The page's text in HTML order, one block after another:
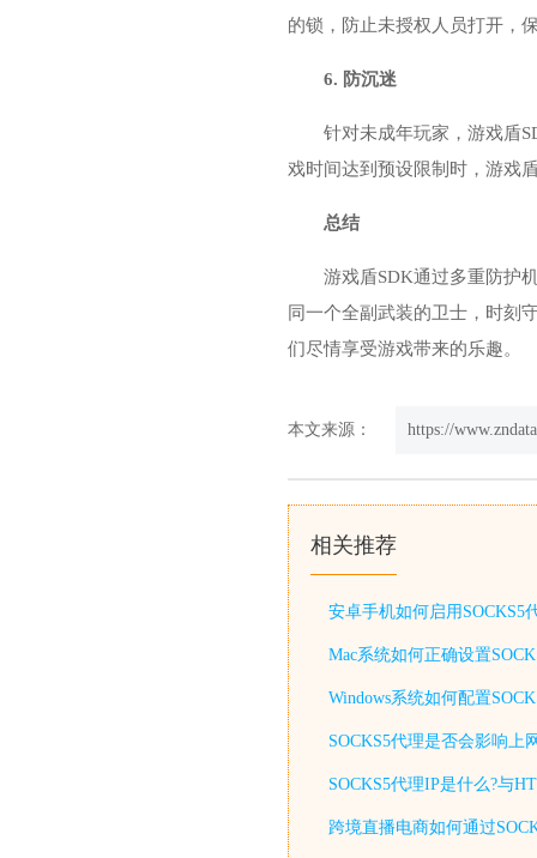
的锁，防止未授权人员打开，
6. 防沉迷
针对未成年玩家，游戏盾
戏时间达到预设限制时，游戏
总结
游戏盾SDK通过多重防护
同一个全副武装的卫士，时刻
们尽情享受游戏带来的乐趣。
本文来源： https://
相关推荐
安卓手机如何启用SOCKS5
Mac系统如何正确设置
Windows系统如何配置
SOCKS5代理是否会影响上
SOCKS5代理IP是什么?与
跨境直播电商如何通过